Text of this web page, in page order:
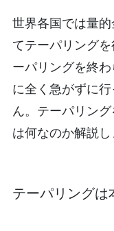
世界各国では量
てテーパリング
ーパリングを終
に全く急がずに
ん。テーパリン
は何なのか解説し
テーパリングは